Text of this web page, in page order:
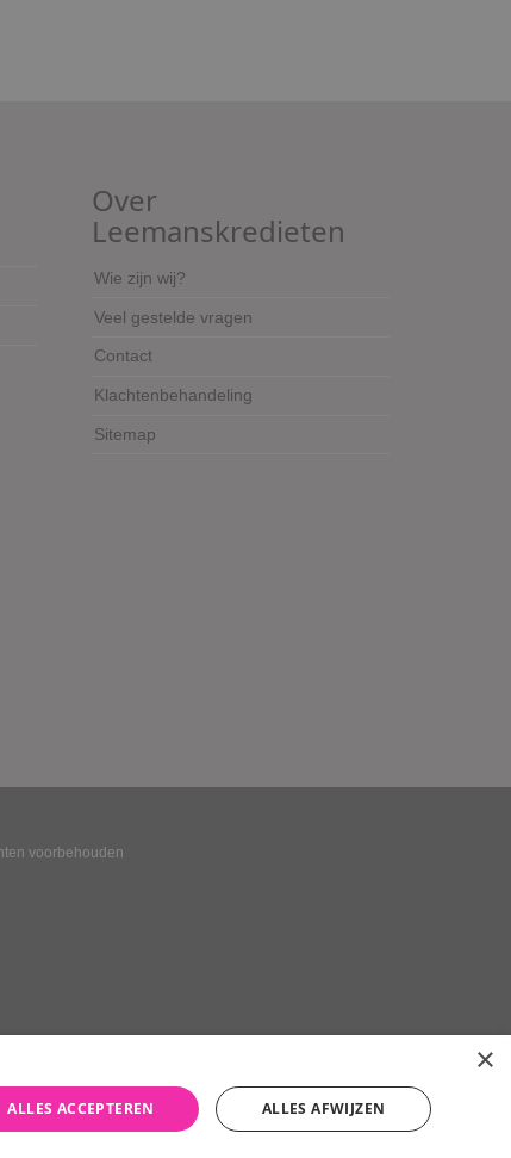
Over
Leemanskredieten
Wie zijn wij?
Veel gestelde vragen
Contact
Klachtenbehandeling
Sitemap
voorbehouden
×
ALLES ACCEPTEREN ALLES AFWIJZEN